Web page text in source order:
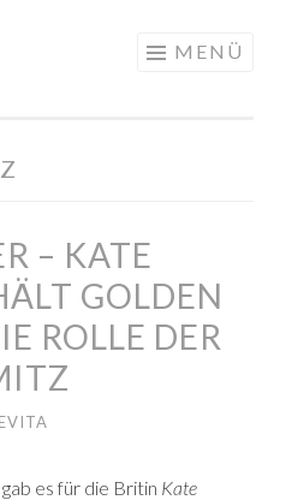
MENÜ
– KATE
GOLDEN
ROLLE DER
gab es für die Britin Kate